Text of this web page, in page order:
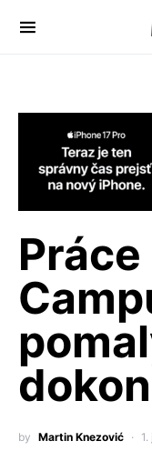
by Martin Knezović